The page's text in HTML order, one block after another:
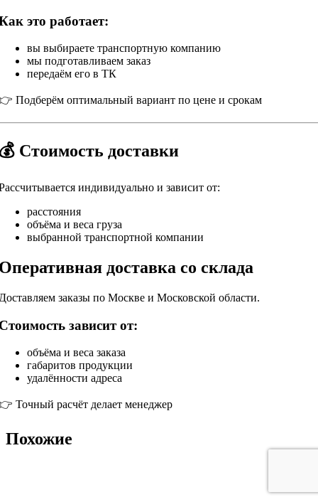
это работает:
вы выбираете транспортную компанию
мы подготавливаем заказ
передаём его в ТК
Подберём оптимальный вариант по цене и срокам
Стоимость доставки
индивидуально и зависит от:
расстояния
объёма и веса груза
выбранной транспортной компании
доставка со склада
заказы по Москве и Московской области.
зависит от:
объёма и веса заказа
габаритов продукции
удалённости адреса
Точный расчёт делает менеджер
Похожие